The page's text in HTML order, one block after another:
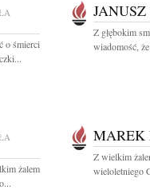
o śmierci
Z głębokim
wiadomość,
żalem
MAREK
Z wielkim
wieloletniego